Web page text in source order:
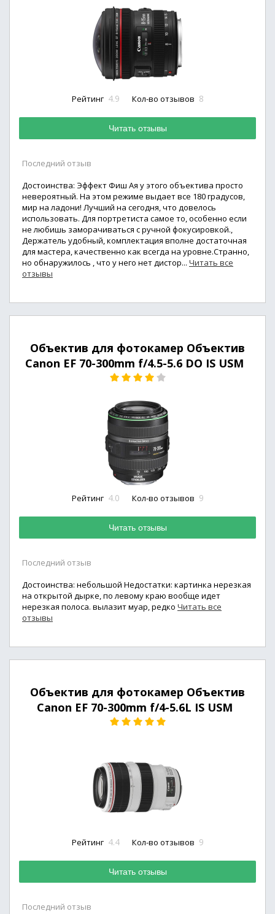
Рейтинг 4.9 Кол-во отзывов 8
Читать отзывы
Последний отзыв
Достоинства: Эффект Фиш Ая у этого объектива просто
невероятный. На этом режиме выдает все 180 градусов,
мир на ладони! Лучший на сегодня, что довелось
использовать. Для портретиста самое то, особенно если
не любишь заморачиваться с ручной фокусировкой.,
Держатель удобный, комплектация вполне достаточная
для мастера, качественно как всегда на уровне.Странно,
но обнаружилось , что у него нет дистор... Читать все
отзывы
Объектив для фотокамер Объектив
Canon EF 70-300mm f/4.5-5.6 DO IS USM
Рейтинг 4.0 Кол-во отзывов 9
Читать отзывы
Последний отзыв
Достоинства: небольшой Недостатки: картинка нерезкая
на открытой дырке, по левому краю вообще идет
нерезкая полоса. вылазит муар, редко Читать все
отзывы
Объектив для фотокамер Объектив
Canon EF 70-300mm f/4-5.6L IS USM
Рейтинг 4.4 Кол-во отзывов 9
Читать отзывы
Последний отзыв